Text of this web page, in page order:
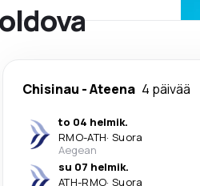
Chisinau -Ateena 4 päivää
to 04 helmik.
RMO-ATH· Suora
Aegean
su 07 helmik.
ATH-RMO· Suora